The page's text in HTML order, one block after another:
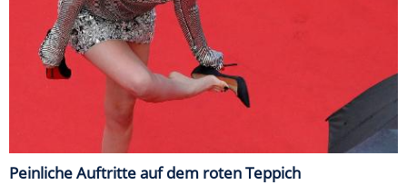
Peinliche Auftritte auf dem roten Teppich